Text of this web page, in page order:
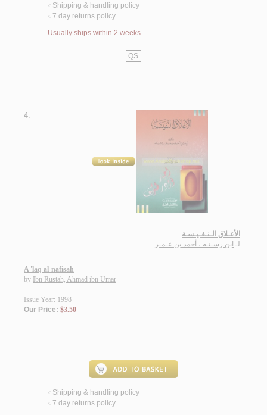
< Shipping & handling policy
< 7 day returns policy
Usually ships within 2 weeks
QS
4.
الأعـلاق الـنـفـيـسـة
لـ ابن رسـتـه ، أحمد بن عـمـر
A 'laq al-nafisah
by Ibn Rustah, Ahmad ibn Umar
Issue Year: 1998
Our Price: $3.50
< Shipping & handling policy
< 7 day returns policy